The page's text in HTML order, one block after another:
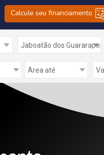
Calcule seu financiamento